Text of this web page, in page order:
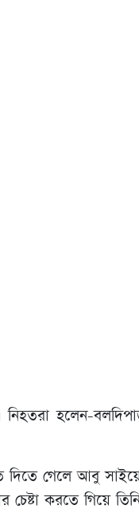
হলেন-
দিতে গেলে আবু
চেষ্টা করতে গিয়ে